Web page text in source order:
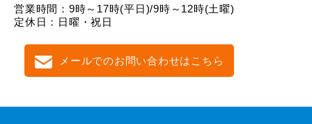
営業時間：9時～17時(平日)/9時～12時(土曜)
定休日：日曜・祝日
メールでのお問い合わせはこちら